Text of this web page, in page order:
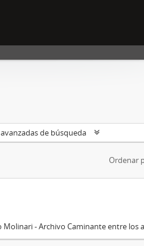
de búsqueda
Ordenar
- Archivo Caminante entre los